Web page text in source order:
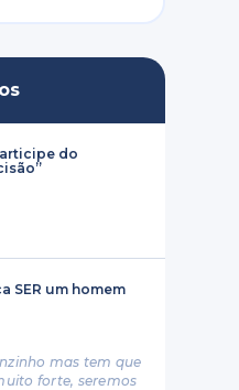
do
SER um homem
mas tem que
forte, seremos